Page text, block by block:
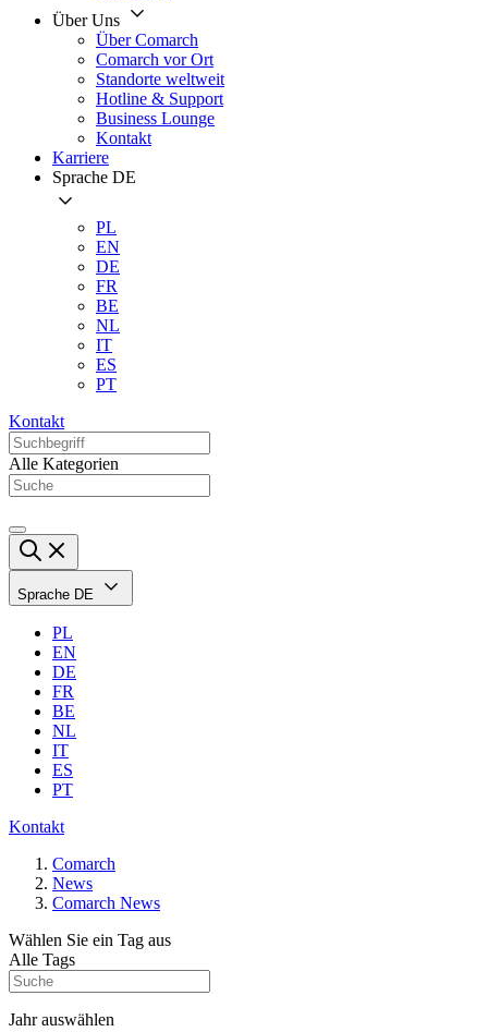
Über Uns
Über Comarch
Comarch vor Ort
Standorte weltweit
Hotline & Support
Business Lounge
Kontakt
Karriere
Sprache DE
PL
EN
DE
FR
BE
NL
IT
ES
PT
Kontakt
Alle Kategorien
Sprache DE
PL
EN
DE
FR
BE
NL
IT
ES
PT
Kontakt
Comarch
News
Comarch News
Wählen Sie ein Tag aus
Alle Tags
Jahr auswählen